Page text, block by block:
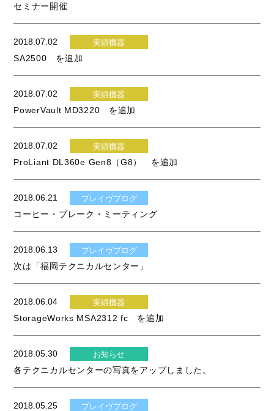
セミナー開催
2018.07.02 実績機器
SA2500 を追加
2018.07.02 実績機器
PowerVault MD3220 を追加
2018.07.02 実績機器
ProLiant DL360e Gen8（G8） を追加
2018.06.21 ブレイヴブログ
コーヒー・ブレーク・ミーティング
2018.06.13 ブレイヴブログ
次は「福岡テクニカルセンター」
2018.06.04 実績機器
StorageWorks MSA2312 fc を追加
2018.05.30 お知らせ
各テクニカルセンターの写真をアップしました。
2018.05.25 ブレイヴブログ